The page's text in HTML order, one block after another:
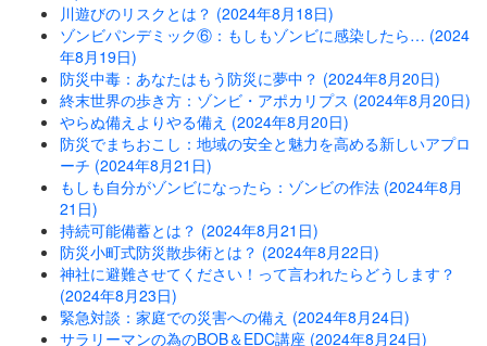
川遊びのリスクとは？ (2024年8月18日)
ゾンビパンデミック⑥：もしもゾンビに感染したら… (2024
年8月19日)
防災中毒：あなたはもう防災に夢中？ (2024年8月20日)
終末世界の歩き方：ゾンビ・アポカリプス (2024年8月20日)
やらぬ備えよりやる備え (2024年8月20日)
防災でまちおこし：地域の安全と魅力を高める新しいアプロ
ーチ (2024年8月21日)
もしも自分がゾンビになったら：ゾンビの作法 (2024年8月
21日)
持続可能備蓄とは？ (2024年8月21日)
防災小町式防災散歩術とは？ (2024年8月22日)
神社に避難させてください！って言われたらどうします？
(2024年8月23日)
緊急対談：家庭での災害への備え (2024年8月24日)
サラリーマンの為のBOB＆EDC講座 (2024年8月24日)